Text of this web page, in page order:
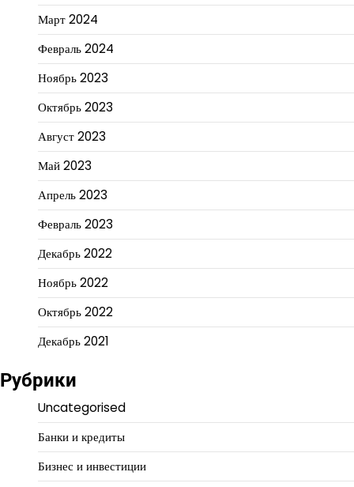
Март 2024
Февраль 2024
Ноябрь 2023
Октябрь 2023
Август 2023
Май 2023
Апрель 2023
Февраль 2023
Декабрь 2022
Ноябрь 2022
Октябрь 2022
Декабрь 2021
Рубрики
Uncategorised
Банки и кредиты
Бизнес и инвестиции